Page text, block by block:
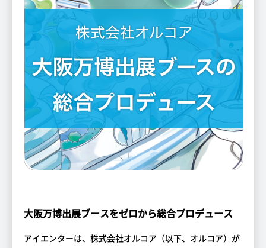
大阪万博出展ブースをゼロから総合プロデュース
アイエンターは、株式会社オルコア（以下、オルコア）が